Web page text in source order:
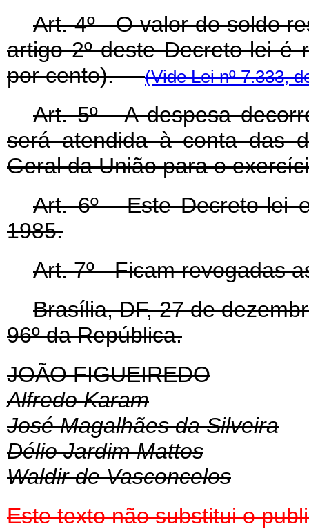
Art. 4º - O valor do soldo
artigo 2º deste Decreto-lei é
por cento).(Vide Lei nº 7.333,
Art. 5º - A despesa
será atendida à conta das
Geral da União para o
Art. 6º - Este Decreto-lei
1985.
Art. 7º - Ficam revogadas
Brasília, DF, 27 de
96º da República.
JOÃO FIGUEIREDO
Alfredo Karam
José Magalhães da Silveira
Délio Jardim Mattos
Waldir de Vasconcelos
Este texto não substitui o